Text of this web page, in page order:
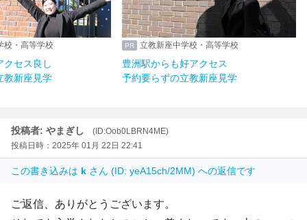
校・高等学校
クセス良し
教新座見学
立教新座中学校・高等学校
豊洲駅からも好アクセス
予約要らずの立教新座見学
投稿者: やまぎし
(ID:Oob0LBRN4ME)
投稿日時：2025年 01月 22日 22:41
この書き込みは k さん (ID: yeA15ch/2MM) への返信です
ご返信、ありがとうございます。